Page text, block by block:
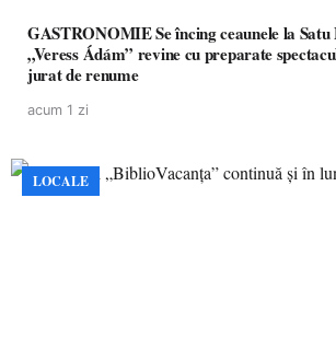
GASTRONOMIE Se încing ceaunele la Satu Mare! Concursul
„Veress Ádám” revine cu preparate
jurat de renume
acum 1 zi
LOCALE